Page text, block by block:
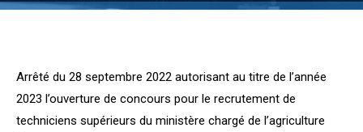
Arrêté du 28 septembre 2022 autorisant au titre de l’année
2023 l’ouverture de concours pour le recrutement de
techniciens supérieurs du ministère chargé de l’agriculture